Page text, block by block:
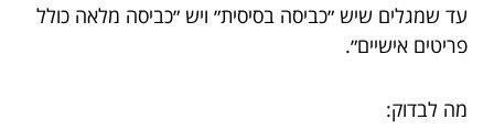
עד שמגלים שיש ״כביסה בסיסית״ ויש ״כביסה מלאה כולל
פריטים אישיים״.
מה לבדוק: